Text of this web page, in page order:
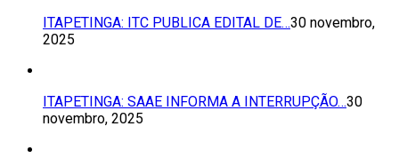
ITAPETINGA: ITC PUBLICA EDITAL DE…30 novembro,
2025
ITAPETINGA: SAAE INFORMA A INTERRUPÇÃO…30
novembro, 2025